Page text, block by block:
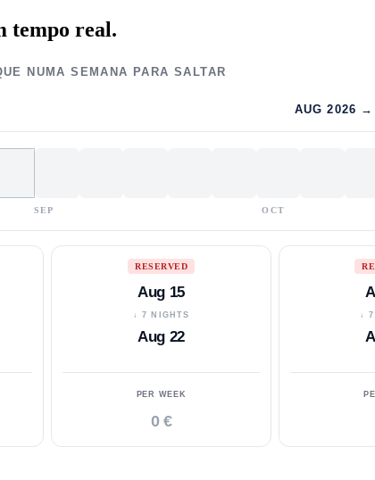
tempo real.
NUMA SEMANA PARA SALTAR
AUG 2026 →
SEP OCT
RESERVED
Aug 15
↓ 7 NIGHTS
Aug 22
PER WEEK
0 €
↓